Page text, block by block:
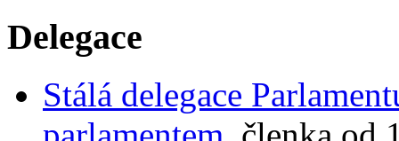
Delegace
Stálá delegace